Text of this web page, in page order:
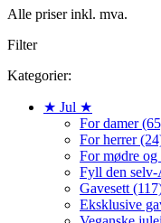
Alle priser inkl. mva.
Filter
Kategorier:
★ Jul ★
For damer
For herrer
For mødre og
Fyll den selv-
Gavesett
Eksklusive